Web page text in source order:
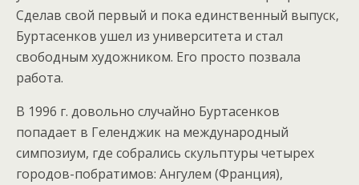
Сделав свой первый и пока единственный выпуск,
Буртасенков ушел из университета и стал
свободным художником. Его просто позвала
работа.
В 1996 г. довольно случайно Буртасенков
попадает в Геленджик на международный
симпозиум, где собрались скульптуры четырех
городов-побратимов: Ангулем (Франция),